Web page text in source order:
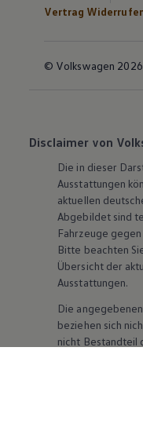
Vertrag
© Volkswagen 2026
Disclaimer von
Die in dieser
Ausstattungen
aktuellen
Abgebildet sind
Fahrzeuge
Bitte beachten
Übersicht der
Ausstattungen.
Die
beziehen sich
nicht Bestandteil